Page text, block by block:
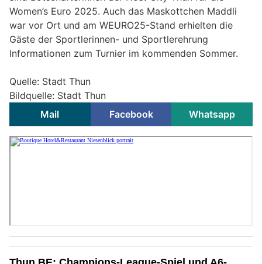
Women’s Euro 2025. Auch das Maskottchen Maddli
war vor Ort und am WEURO25-Stand erhielten die
Gäste der Sportlerinnen- und Sportlerehrung
Informationen zum Turnier im kommenden Sommer.
Quelle: Stadt Thun
Bildquelle: Stadt Thun
Mail
Facebook Whatsapp